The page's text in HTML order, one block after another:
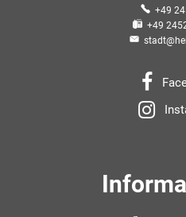
+49
+49